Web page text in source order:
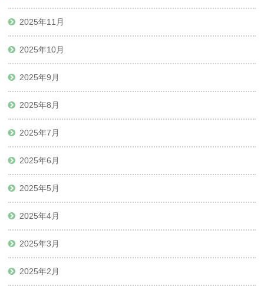
2025年11月
2025年10月
2025年9月
2025年8月
2025年7月
2025年6月
2025年5月
2025年4月
2025年3月
2025年2月